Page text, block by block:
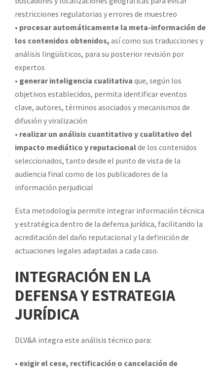
restricciones regulatorias y errores de muestreo
• procesar automáticamente la meta-información de
los contenidos obtenidos, así como sus traducciones y
análisis lingüísticos, para su posterior revisión por
expertos
• generar inteligencia cualitativa que, según los
objetivos establecidos, permita identificar eventos
clave, autores, términos asociados y mecanismos de
difusión y viralización
• realizar un análisis cuantitativo y cualitativo del
impacto mediático y reputacionalde los contenidos
seleccionados, tanto desde el punto de vista de la
audiencia final como de los publicadores de la
información perjudicial
Esta metodología permite integrar información técnica
y estratégica dentro de la defensa jurídica, facilitando la
acreditación del daño reputacional y la definición de
actuaciones legales adaptadas a cada caso.
INTEGRACIÓN EN LA
DEFENSA Y ESTRATEGIA
JURÍDICA
DLV&A integra este análisis técnico para:
• exigir el cese, rectificación o cancelación de